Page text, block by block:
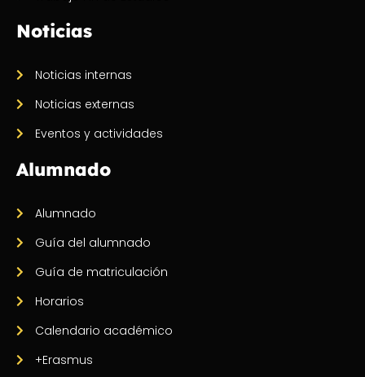
Noticias
Noticias internas
Noticias externas
Eventos y actividades
Alumnado
Alumnado
Guía del alumnado
Guía de matriculación
Horarios
Calendario académico
+Erasmus